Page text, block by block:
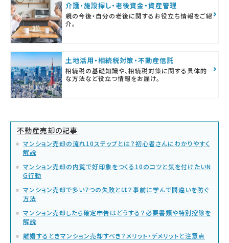
介護・施設探し・老後資金・資産管理
親の今後・自分の老後に関するお役立ち情報をご紹
介。
土地活用・相続税対策・不動産信託
相続税の基礎知識や、相続税対策に関する具体的
な方法など役立つ情報をお届け。
不動産売却の記事
マンション売却の流れ10ステップとは？初心者さんにわかりやすく
解説
マンション売却の内覧で好印象をつくる10のコツと気を付けたいN
G行動
マンション売却で多い7つの失敗とは？事前に学んで間違いを防ぐ
方法
マンション売却したら確定申告はどうする？必要書類や特別控除を
解説
離婚するときマンション売却すべき？メリット・デメリットと注意点